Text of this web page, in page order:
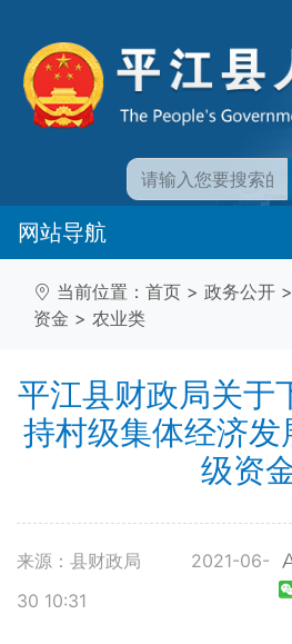
网站导航
当前位置： 首页 > 政务公开 >
资金 > 农业类
平江县财政局关于
持村级集体经济
级资
来源：县财政局
2021-06-
30 10:31